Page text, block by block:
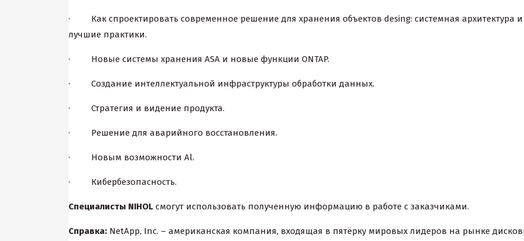
· Как спроектировать современное решение для хранения объектов desing: системная архитектура и
лучшие практики.
· Новые системы хранения ASA и новые функции ONTAP.
· Создание интеллектуальной инфраструктуры обработки данных.
· Стратегия и видение продукта.
· Решение для аварийного восстановления.
· Новым возможности Al.
· Кибербезопасность.
Специалисты NIHOL смогут использовать полученную информацию в работе с заказчиками.
Справка: NetApp, Inc. – американская компания, входящая в пятёрку мировых лидеров на рынке